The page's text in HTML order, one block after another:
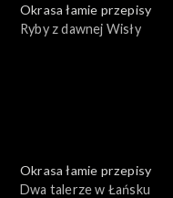
Okrasa łamie przepisy
Ryby z dawnej Wisły
Okrasa łamie przepisy
Dwa talerze w Łańsku